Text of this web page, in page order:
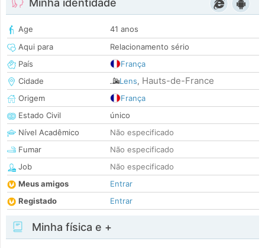
Minha identidade
Age
41 anos
Aqui para
Relacionamento sério
País
França
Cidade
Lens, Hauts-de-France
Origem
França
Estado Civil
único
Nível Acadêmico
Não especificado
Fumar
Não especificado
Job
Não especificado
Meus amigos
Entrar
Registado
Entrar
Minha física e +